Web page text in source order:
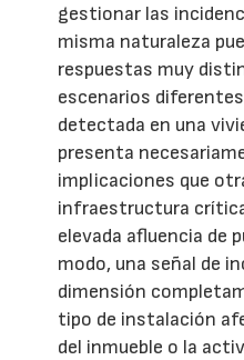
gestionar las
misma naturaleza
respuestas muy
escenarios
detectada en una
presenta
implicaciones que
infraestructura
elevada afluencia de
modo, una señal de
dimensión
tipo de instalación
del inmueble o la